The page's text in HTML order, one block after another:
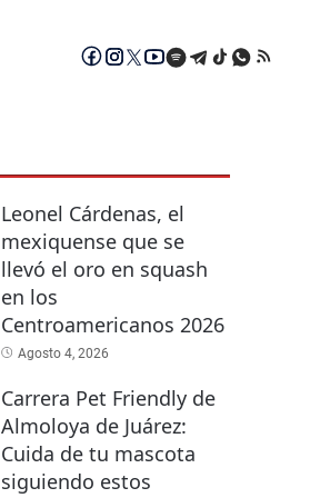
Leonel Cárdenas, el
mexiquense que se
llevó el oro en squash
en los
Centroamericanos 2026
Agosto 4, 2026
Carrera Pet Friendly de
Almoloya de Juárez:
Cuida de tu mascota
siguiendo estos